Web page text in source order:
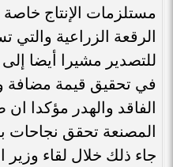
مستلزمات الإنتاج
الرقعة الزراعية
للتصدير مشيرا أيضا
في تحقيق قيمة مضافة
الفاقد والهدر مؤكدا
المصنعة تحقق نجاحات
جاء ذلك خلال لقاء وزير